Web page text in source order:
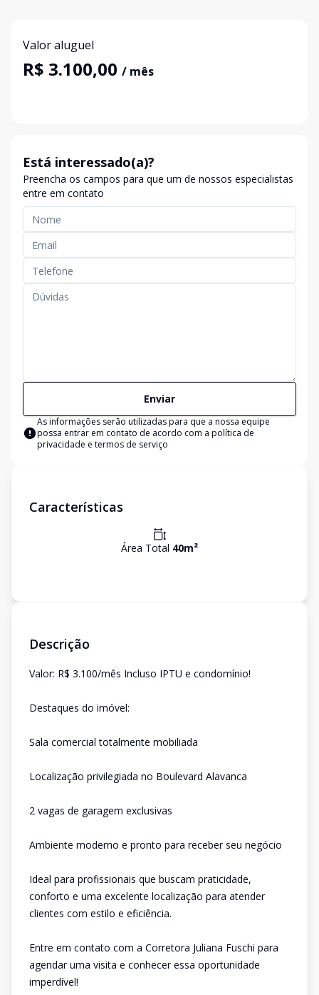
Valor aluguel
R$ 3.100,00 / mês
Está interessado(a)?
Preencha os campos para que um de nossos especialistas
entre em contato
Enviar
As informações serão utilizadas para que a nossa equipe
possa entrar em contato de acordo com a política de
privacidade e termos de serviço
Características
Área Total 40m²
Descrição
Valor: R$ 3.100/mês Incluso IPTU e condomínio!
Destaques do imóvel:
Sala comercial totalmente mobiliada
Localização privilegiada no Boulevard Alavanca
2 vagas de garagem exclusivas
Ambiente moderno e pronto para receber seu negócio
Ideal para profissionais que buscam praticidade,
conforto e uma excelente localização para atender
clientes com estilo e eficiência.
Entre em contato com a Corretora Juliana Fuschi para
agendar uma visita e conhecer essa oportunidade
imperdível!